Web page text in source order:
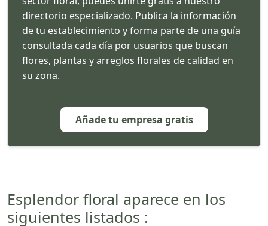
directorio especializado. Publica la información
de tu establecimiento y forma parte de una guía
consultada cada día por usuarios que buscan
flores, plantas y arreglos florales de calidad en
su zona.
Añade tu empresa gratis
Esplendor floral aparece en los
siguientes listados :